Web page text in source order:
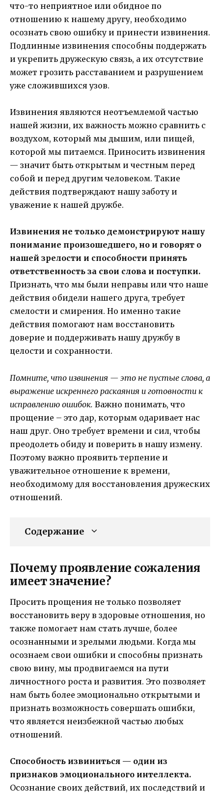
что-то неприятное или обидное по
отношению к нашему другу, необходимо
осознать свою ошибку и принести извинения.
Подлинные извинения способны поддержать
и укрепить дружескую связь, а их отсутствие
может грозить расставанием и разрушением
уже сложившихся узов.
Извинения являются неотъемлемой частью
нашей жизни, их важность можно сравнить с
воздухом, который мы дышим, или пищей,
которой мы питаемся. Приносить извинения
— значит быть открытым и честным перед
собой и перед другим человеком. Такие
действия подтверждают нашу заботу и
уважение к нашей дружбе.
Извинения не только демонстрируют нашу
понимание произошедшего, но и говорят о
нашей зрелости и способности принять
ответственность за свои слова и поступки.
Признать, что мы были неправы или что наше
действия обидели нашего друга, требует
смелости и смирения. Но именно такие
действия помогают нам восстановить
доверие и поддерживать нашу дружбу в
целости и сохранности.
Помните, что извинения — это не пустые слова, а
выражение искреннего раскаяния и готовности к
исправлению ошибок. Важно понимать, что
прощение – это дар, которым одаривает нас
наш друг. Оно требует времени и сил, чтобы
преодолеть обиду и поверить в нашу измену.
Поэтому важно проявить терпение и
уважительное отношение к времени,
необходимому для восстановления дружеских
отношений.
Содержание
Почему проявление сожаления
имеет значение?
Просить прощения не только позволяет
восстановить веру в здоровые отношения, но
также помогает нам стать лучше, более
осознанными и зрелыми людьми. Когда мы
осознаем свои ошибки и способны признать
свою вину, мы продвигаемся на пути
личностного роста и развития. Это позволяет
нам быть более эмоционально открытыми и
признать возможность совершать ошибки,
что является неизбежной частью любых
отношений.
Способность извиниться — один из
признаков эмоционального интеллекта.
Осознание своих действий, их последствий и